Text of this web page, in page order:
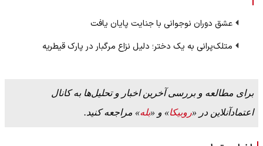
عشق دوران نوجوانی با جنایت پایان یافت
متلک‌پرانی به یک دختر؛ دلیل نزاع مرگبار در پارک قیطریه
برای مطالعه و بررسی آخرین اخبار و تحلیل‌ها به کانال
اعتمادآنلاین در «روبیکا» و «بله» مراجعه کنید.